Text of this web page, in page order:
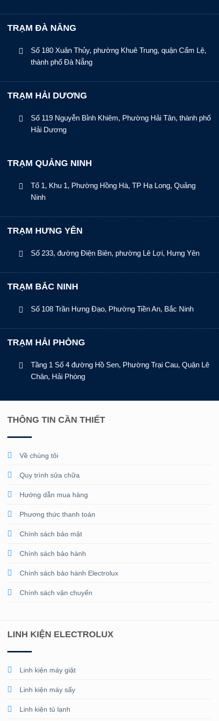
TRẠM ĐÀ NẴNG
Số 180 Xuân Thủy, phường Khuê Trung, quận Cẩm Lệ,
thành phố Đà Nẵng
TRẠM HẢI DƯƠNG
Số 119 Nguyễn Bỉnh Khiêm, Phường Hải Tân, thành phố
Hải Dương
TRẠM QUẢNG NINH
Tổ 1, Khu 1, Phường Hồng Hà, TP Hạ Long, Quảng
Ninh
TRẠM HƯNG YÊN
Số 233, đường Điện Biên, phường Lê Lợi, Hưng Yên
TRẠM BẮC NINH
Số 108 Trần Hưng Đạo, Phường Tiền An, Bắc Ninh
TRẠM HẢI PHÒNG
Tầng 1 Số 4 đường Hồ Sen, Phường Trại Cau, Quận Lê
Chân, Hải Phòng
THÔNG TIN CẦN THIẾT
Về chúng tôi
Quy trình sửa chữa
Hướng dẫn mua hàng
Phương thức thanh toán
Chính sách bảo mật
Chính sách bảo hành
Chính sách bảo hành Electrolux
Chính sách vận chuyển
LINH KIỆN ELECTROLUX
Linh kiện máy giặt
Linh kiện máy sấy
Linh kiện tủ lạnh